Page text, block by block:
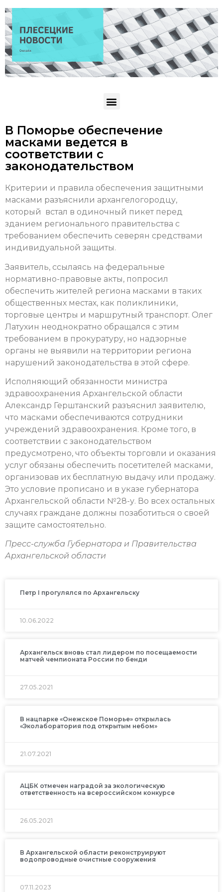
В Поморье обеспечение
масками ведется в
соответствии с
законодательством
Критерии и правила обеспечения защитными
масками разъяснили архангелогородцу,
который встал в одиночный пикет перед
зданием регионального правительства с
требованием обеспечить северян средствами
индивидуальной защиты.
Заявитель, ссылаясь на федеральные
нормативно-правовые акты, попросил
обеспечить жителей региона масками в таких
общественных местах, как поликлиники,
торговые центры и маршрутный транспорт. Олег
Латухин неоднократно обращался с этим
требованием в прокуратуру, но надзорные
органы не выявили на территории региона
нарушений законодательства в этой сфере.
Исполняющий обязанности министра
здравоохранения Архангельской области
Александр Герштанский разъяснил заявителю,
что масками обеспечиваются сотрудники
учреждений здравоохранения. Кроме того, в
соответствии с законодательством
предусмотрено, что объекты торговли и оказания
услуг обязаны обеспечить посетителей масками,
организовав их бесплатную выдачу или продажу.
Это условие прописано и в указе губернатора
Архангельской области №28-у. Во всех остальных
случаях граждане должны позаботиться о своей
защите самостоятельно.
Пресс-служба Губернатора и Правительства
Архангельской области
Петр I прогулялся по Архангельску
10.06.2022
Архангельск вновь стал лидером по посещаемости
матчей чемпионата России по бенди
27.05.2021
В нацпарке «Онежское Поморье» открылась
«Эколаборатория под открытым небом»
21.07.2021
АЦБК отмечен наградой за экологическую
ответственность на всероссийском конкурсе
26.05.2021
В Архангельской области реконструируют
водопроводные очистные сооружения
07.11.2023